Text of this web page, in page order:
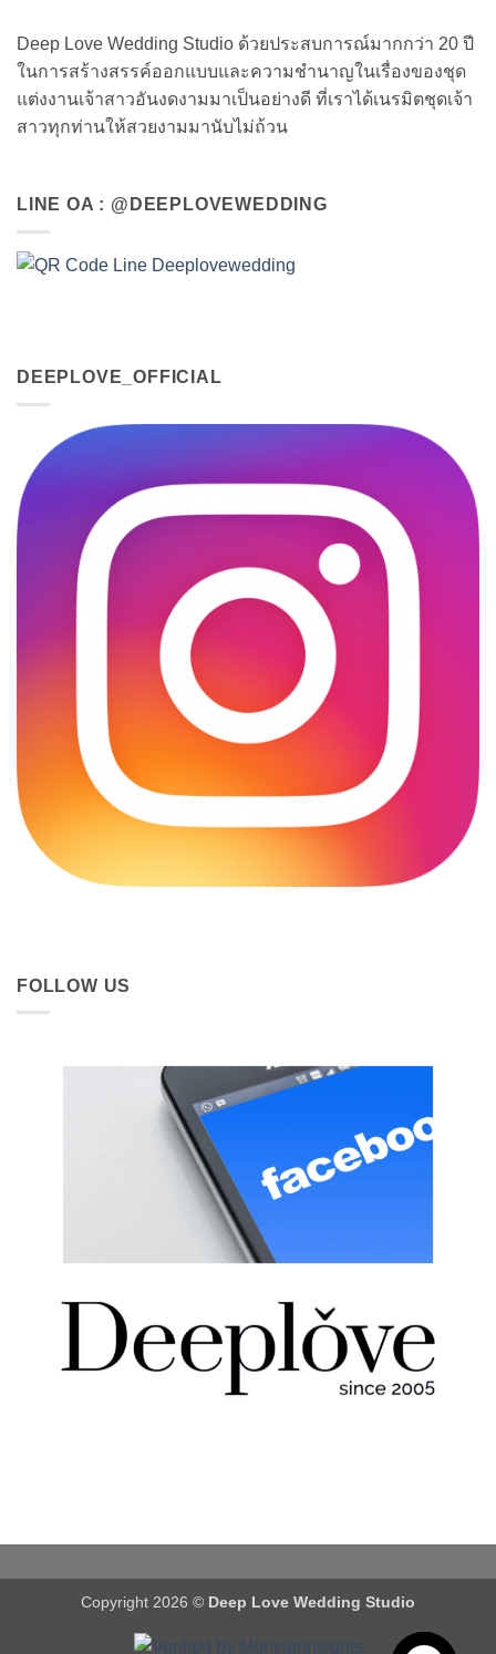
Deep Love Wedding Studio ด้วยประสบการณ์มากกว่า 20 ปี
ในการสร้างสรรค์ออกแบบและความชำนาญในเรื่องของชุด
แต่งงานเจ้าสาวอันงดงามมาเป็นอย่างดี ที่เราได้เนรมิตชุดเจ้า
สาวทุกท่านให้สวยงามมานับไม่ถ้วน
LINE OA : @DEEPLOVEWEDDING
DEEPLOVE_OFFICIAL
FOLLOW US
Copyright 2026 © Deep Love Wedding Studio